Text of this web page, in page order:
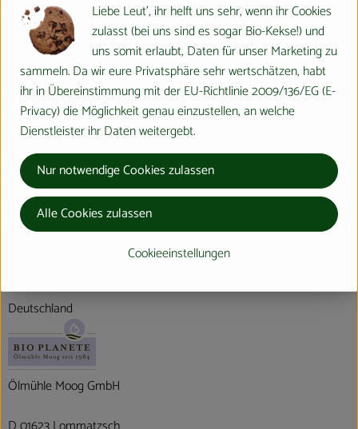
Zutaten
Nährwert-Info
Herkunft
Deutschland
Ölmühle Moog GmbH
Liebe Leut', ihr helft uns sehr, wenn ihr Cookies
zulasst (bei uns sind es sogar Bio-Kekse!) und
uns somit erlaubt, Daten für unser Marketing zu
sammeln. Da wir eure Privatsphäre sehr wertschätzen, habt
ihr in Übereinstimmung mit der EU-Richtlinie 2009/136/EG (E-
Privacy) die Möglichkeit genau einzustellen, an welche
Dienstleister ihr Daten weitergebt.
Cookieeinstellungen
Nur notwendige Cookies zulassen
Alle Cookies zulassen